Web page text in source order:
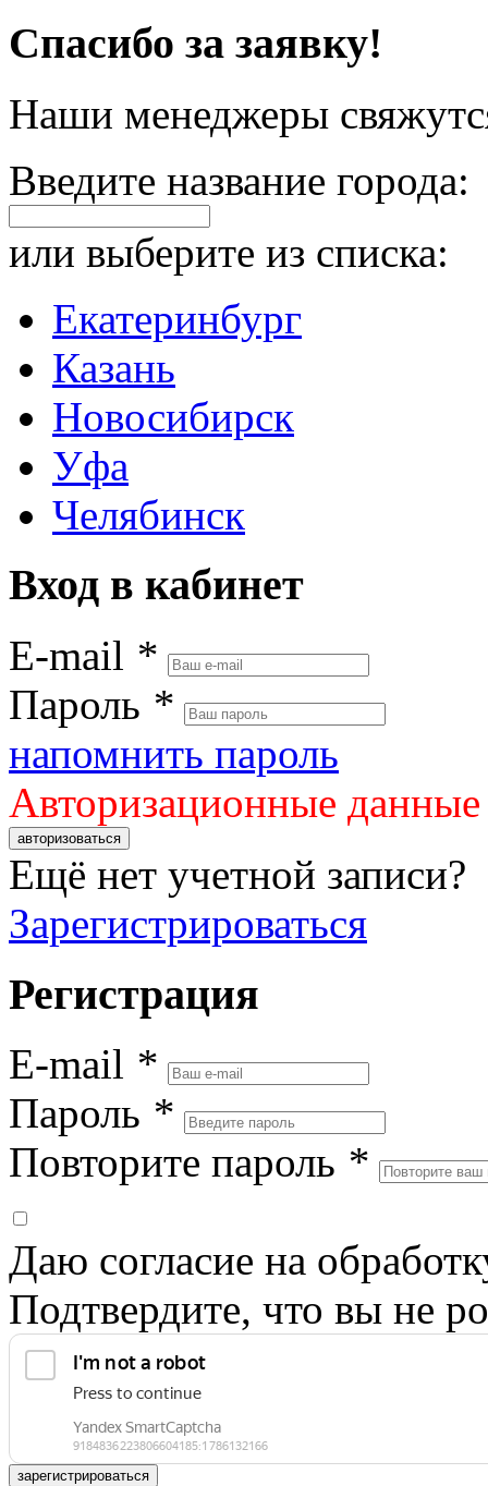
Спасибо за заявку!
Наши менеджеры
Введите название города:
или выберите из списка:
Екатеринбург
Казань
Новосибирск
Уфа
Челябинск
Вход в кабинет
E-mail *
Пароль *
напомнить пароль
Авторизационные
авторизоваться
Ещё нет учетной записи?
Зарегистрироваться
Регистрация
E-mail *
Пароль *
Повторите пароль *
Даю согласие на
Подтвердите, что вы не
зарегистрироваться